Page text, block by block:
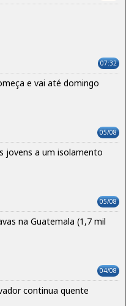
07:32
e vai até domingo
05/08
jovens a um isolamento
05/08
na Guatemala (1,7 mil
04/08
continua quente